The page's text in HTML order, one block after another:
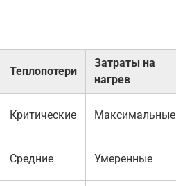
Теплопотери
Затраты на
нагрев
Критические Максимальные
Средние Умеренные